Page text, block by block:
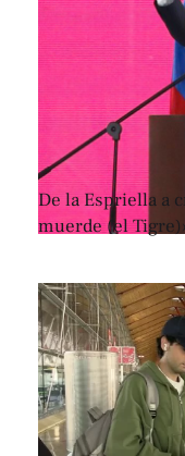
De la Espriella a
muerde (el